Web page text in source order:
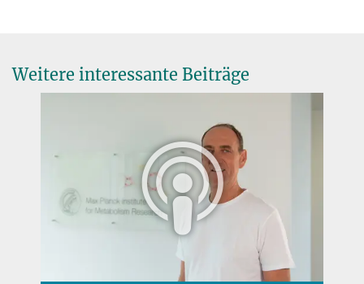
Weitere interessante Beiträge